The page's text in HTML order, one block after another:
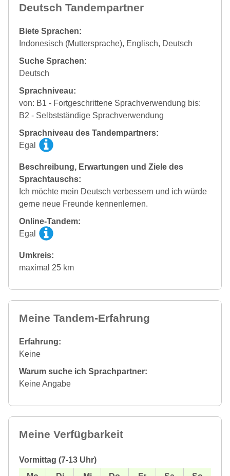
Deutsch Tandempartner
Biete Sprachen:
Indonesisch (Muttersprache), Englisch, Deutsch
Suche Sprachen:
Deutsch
Sprachniveau:
von: B1 - Fortgeschrittene Sprachverwendung bis:
B2 - Selbstständige Sprachverwendung
Sprachniveau des Tandempartners:
Egal
Beschreibung, Erwartungen und Ziele des
Sprachtauschs:
Ich möchte mein Deutsch verbessern und ich würde
gerne neue Freunde kennenlernen.
Online-Tandem:
Egal
Umkreis:
maximal 25 km
Meine Tandem-Erfahrung
Erfahrung:
Keine
Warum suche ich Sprachpartner:
Keine Angabe
Meine Verfügbarkeit
Vormittag (7-13 Uhr)